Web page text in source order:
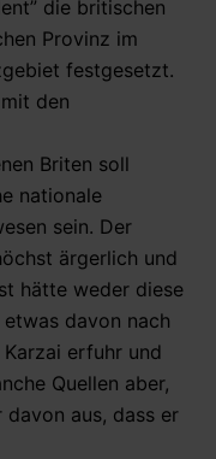
die britischen
Provinz im
festgesetzt.
den
Briten soll
nationale
sein. Der
ärgerlich und
hätte weder diese
davon nach
erfuhr und
Quellen aber,
davon aus, dass er